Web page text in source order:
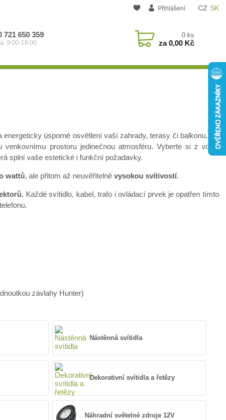
CZ SK
Přihlášení
721 650 359
9:00-18:00
0 ks
za0,00 Kč
úsporné osvětlení vaší zahrady, terasy či balkonu. Na
prostoru jedinečnou atmosféru. Vyberte si z volně
splní vaše estetické i funkční požadavky.
wattů, ale přitom až neuvěřitelně vysokou svítivostí.
Každé svítidlo, kabel, trafo i ovládací prvek je opatřen tímto
závlahy Hunter)
Nástěnná svítidla
Dekorativní svítidla a řetězy
Náhradní světelné zdroje 12V